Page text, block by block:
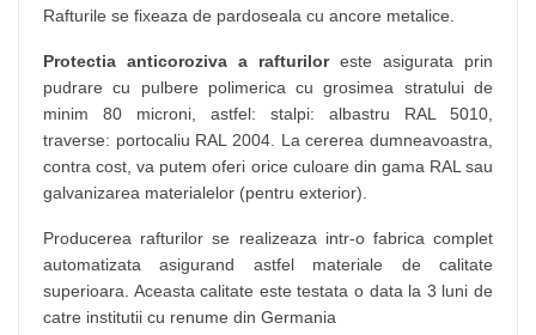
Rafturile se fixeaza de pardoseala cu ancore metalice.
Protectia anticoroziva a rafturiloreste asigurata prin
pudrare cu pulbere polimerica cu grosimea stratului de
minim 80 microni, astfel: stalpi: albastru RAL 5010,
traverse: portocaliu RAL 2004. La cererea dumneavoastra,
contra cost, va putem oferi orice culoare din gama RAL sau
galvanizarea materialelor (pentru exterior).
Producerea rafturilor se realizeaza intr-o fabrica complet
automatizata asigurand astfel materiale de calitate
superioara. Aceasta calitate este testata o data la 3 luni de
catre institutii cu renume din Germania